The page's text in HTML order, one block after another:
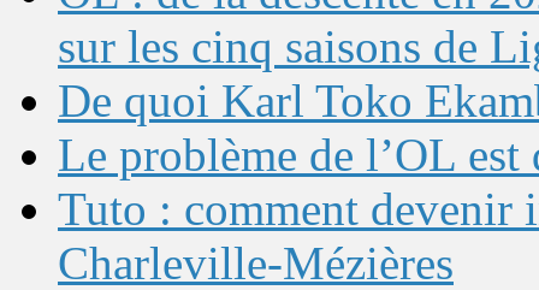
sur les cinq saisons de
De quoi Karl Toko
Le problème de l’OL
Tuto : comment devenir
Charleville-Mézières